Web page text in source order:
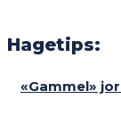
Hagetips:
«Gammel»